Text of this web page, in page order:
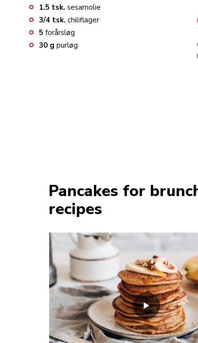
1.5 tsk. sesamolie
3/4 tsk. chiliflager
5 forårsløg
30 g purløg
Pancakes for
recipes